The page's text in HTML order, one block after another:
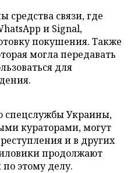
средства связи, где
и Signal,
покушения. Также
могла передавать
для
спецслужбы Украины,
кураторами, могут
и в других
продолжают
этому делу.